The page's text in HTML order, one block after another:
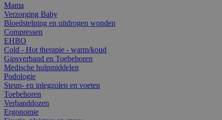
Mama
Verzorging Baby
Bloedstelping en uitdrogen wonden
Compressen
EHBO
Cold - Hot therapie - warm/koud
Gipsverband en Toebehoren
Medische hulpmiddelen
Podologie
Steun- en inlegzolen en voeten
Toebehoren
Verbanddozen
Ergonomie